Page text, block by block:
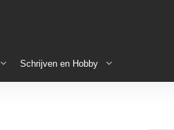
Schrijven en Hobby